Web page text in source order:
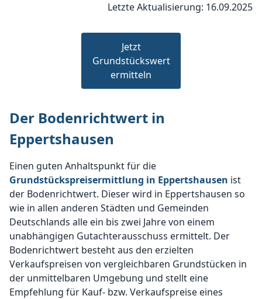
Letzte Aktualisierung: 16.09.2025
Jetzt
Grundstückswert
ermitteln
Der Bodenrichtwert in
Eppertshausen
Einen guten Anhaltspunkt für die
Grundstückspreisermittlung in Eppertshausen ist
der Bodenrichtwert. Dieser wird in Eppertshausen so
wie in allen anderen Städten und Gemeinden
Deutschlands alle ein bis zwei Jahre von einem
unabhängigen Gutachterausschuss ermittelt. Der
Bodenrichtwert besteht aus den erzielten
Verkaufspreisen von vergleichbaren Grundstücken in
der unmittelbaren Umgebung und stellt eine
Empfehlung für Kauf- bzw. Verkaufspreise eines